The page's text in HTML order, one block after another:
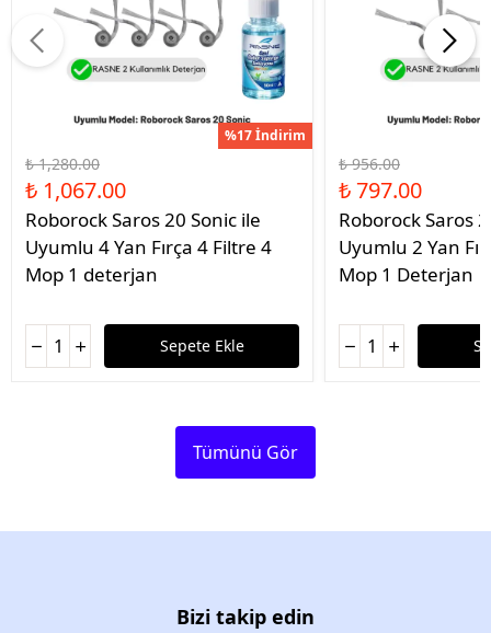
%17 İndirim
₺ 1,280.00
₺ 1,067.00
Roborock Saros 20 Sonic ile
Uyumlu 4 Yan Fırça 4 Filtre 4
Mop 1 deterjan
Sepete Ekle
₺ 956.00
₺ 797.00
Roborock Saros
Uyumlu 2 Yan
Mop 1 Deterjan
Tümünü Gör
Bizi takip edin